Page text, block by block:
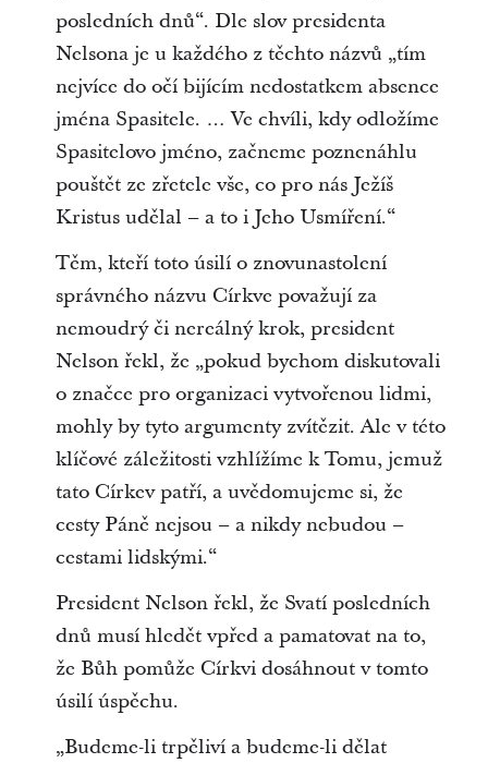
posledních dnů“. Dle slov presidenta
Nelsona je u každého z těchto názvů „tím
nejvíce do očí bijícím nedostatkem absence
jména Spasitele. … Ve chvíli, kdy odložíme
Spasitelovo jméno, začneme poznenáhlu
pouštět ze zřetele vše, co pro nás Ježíš
Kristus udělal – a to i Jeho Usmíření.“
Těm, kteří toto úsilí o znovunastolení
správného názvu Církve považují za
nemoudrý či nereálný krok, president
Nelson řekl, že „pokud bychom diskutovali
o značce pro organizaci vytvořenou lidmi,
mohly by tyto argumenty zvítězit. Ale v této
klíčové záležitosti vzhlížíme k Tomu, jemuž
tato Církev patří, a uvědomujeme si, že
cesty Páně nejsou – a nikdy nebudou –
cestami lidskými.“
President Nelson řekl, že Svatí posledních
dnů musí hledět vpřed a pamatovat na to,
že Bůh pomůže Církvi dosáhnout v tomto
úsilí úspěchu.
„Budeme-li trpěliví a budeme-li dělat